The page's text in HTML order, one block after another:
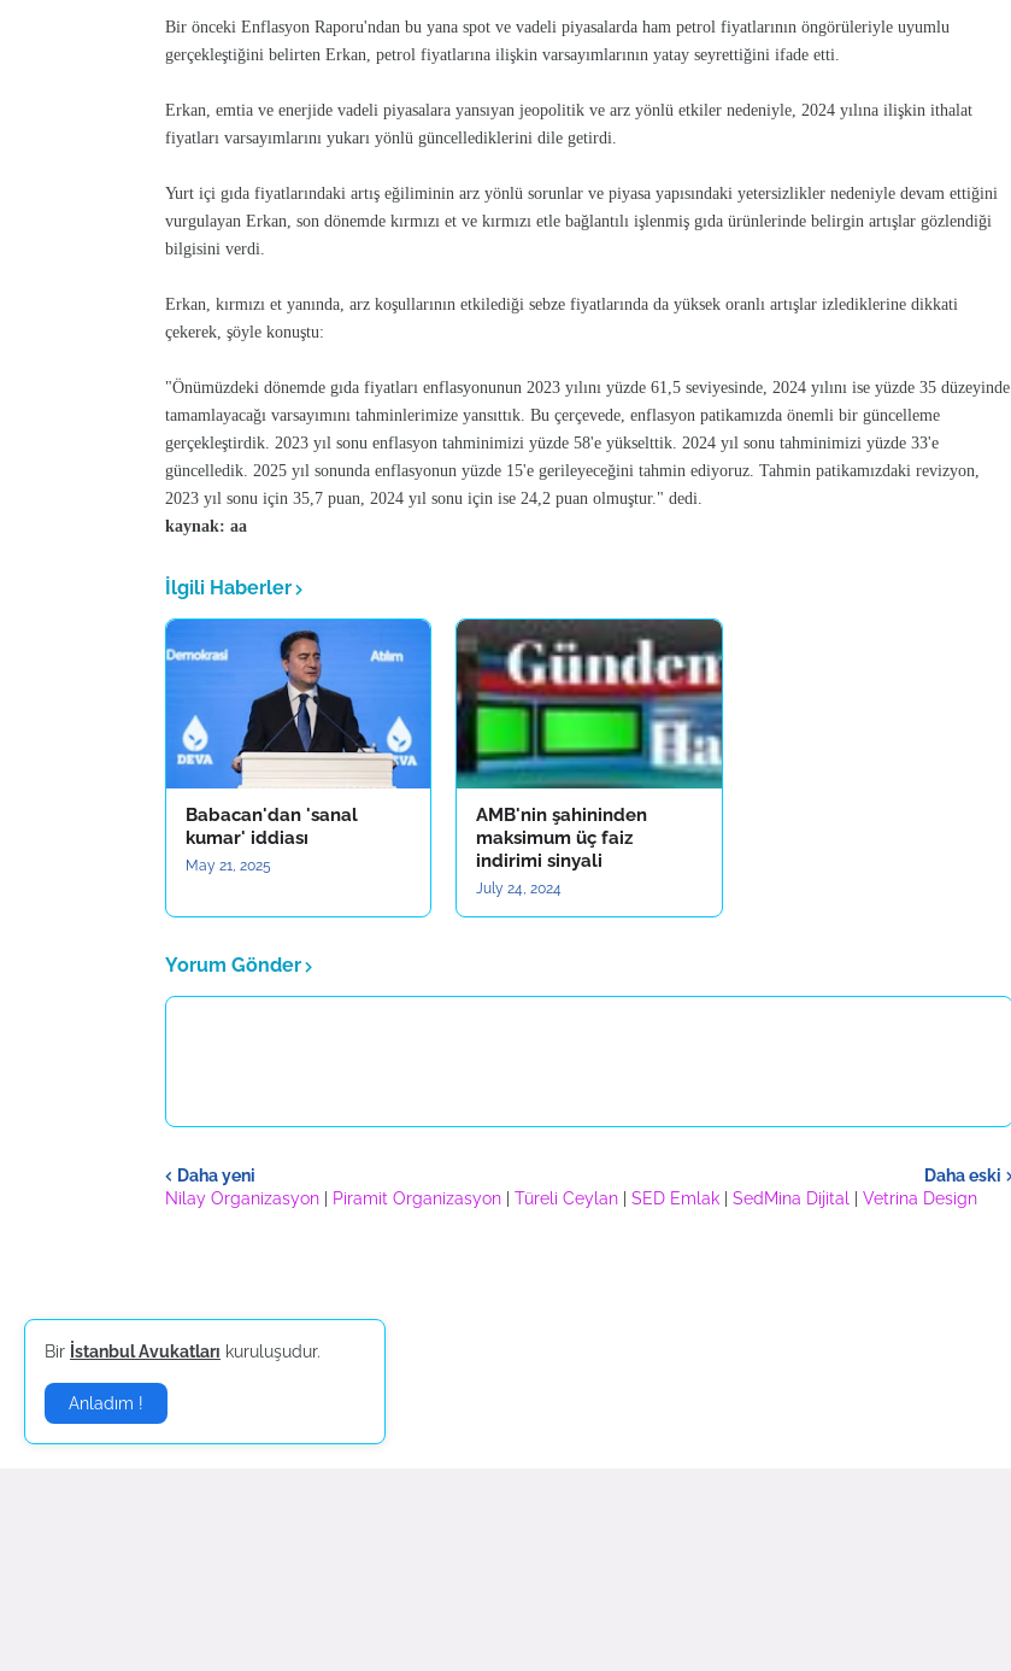
Bir önceki Enflasyon Raporu'ndan bu yana spot ve vadeli piyasalarda ham petrol fiyatlarının öngörüleriyle uyumlu
gerçekleştiğini belirten Erkan, petrol fiyatlarına ilişkin varsayımlarının yatay seyrettiğini ifade etti.
Erkan, emtia ve enerjide vadeli piyasalara yansıyan jeopolitik ve arz yönlü etkiler nedeniyle, 2024 yılına ilişkin ithalat
fiyatları varsayımlarını yukarı yönlü güncellediklerini dile getirdi.
Yurt içi gıda fiyatlarındaki artış eğiliminin arz yönlü sorunlar ve piyasa yapısındaki yetersizlikler nedeniyle devam ettiğini
vurgulayan Erkan, son dönemde kırmızı et ve kırmızı etle bağlantılı işlenmiş gıda ürünlerinde belirgin artışlar gözlendiği
bilgisini verdi.
Erkan, kırmızı et yanında, arz koşullarının etkilediği sebze fiyatlarında da yüksek oranlı artışlar izlediklerine dikkati
çekerek, şöyle konuştu:
"Önümüzdeki dönemde gıda fiyatları enflasyonunun 2023 yılını yüzde 61,5 seviyesinde, 2024 yılını ise yüzde 35 düzeyinde
tamamlayacağı varsayımını tahminlerimize yansıttık. Bu çerçevede, enflasyon patikamızda önemli bir güncelleme
gerçekleştirdik. 2023 yıl sonu enflasyon tahminimizi yüzde 58'e yükselttik. 2024 yıl sonu tahminimizi yüzde 33'e
güncelledik. 2025 yıl sonunda enflasyonun yüzde 15'e gerileyeceğini tahmin ediyoruz. Tahmin patikamızdaki revizyon,
2023 yıl sonu için 35,7 puan, 2024 yıl sonu için ise 24,2 puan olmuştur." dedi.
kaynak: aa
İlgili Haberler
Babacan'dan 'sanal
kumar' iddiası
May 21, 2025
AMB'nin şahininden
maksimum üç faiz
indirimi sinyali
July 24, 2024
Yorum Gönder
Daha yeni
Daha eski
Nilay Organizasyon
Piramit Organizasyon Türeli Ceylan SED Emlak SedMina Dijital Vetrina Design
Bir İstanbul Avukatları kuruluşudur.
Anladım !